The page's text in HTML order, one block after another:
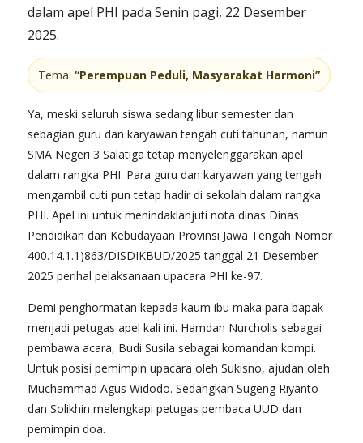
dalam apel PHI pada Senin pagi, 22 Desember
2025.
Tema: “Perempuan Peduli, Masyarakat Harmoni”
Ya, meski seluruh siswa sedang libur semester dan
sebagian guru dan karyawan tengah cuti tahunan, namun
SMA Negeri 3 Salatiga tetap menyelenggarakan apel
dalam rangka PHI. Para guru dan karyawan yang tengah
mengambil cuti pun tetap hadir di sekolah dalam rangka
PHI. Apel ini untuk menindaklanjuti nota dinas Dinas
Pendidikan dan Kebudayaan Provinsi Jawa Tengah Nomor
400.14.1.1)863/DISDIKBUD/2025 tanggal 21 Desember
2025 perihal pelaksanaan upacara PHI ke-97.
Demi penghormatan kepada kaum ibu maka para bapak
menjadi petugas apel kali ini. Hamdan Nurcholis sebagai
pembawa acara, Budi Susila sebagai komandan kompi.
Untuk posisi pemimpin upacara oleh Sukisno, ajudan oleh
Muchammad Agus Widodo. Sedangkan Sugeng Riyanto
dan Solikhin melengkapi petugas pembaca UUD dan
pemimpin doa.